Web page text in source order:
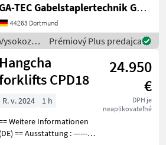
Ventil - Dachabdeckung -
-
vorne
GA-TEC Gabelstaplertechnik GmbH
44263 Dortmund
a
skladová
/
Hangcha
forklifts
Prémiový Plus predajca
Hangcha
CPD18
24.950
€
DPH je
neaplikovateľné
R. v. 2024
1 h
Weitere Informationen
(DE) == Ausstattung : ----------